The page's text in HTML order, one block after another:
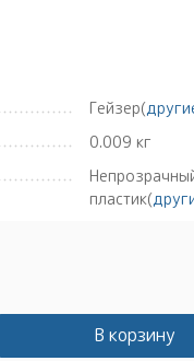
Гейзер(
0.009 кг
пластик(
В корзину